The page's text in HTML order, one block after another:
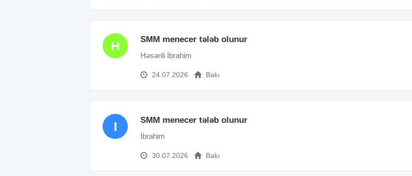
H SMM menecer tələb olunur
Həsənli İbrahim
24.07.2026 Bakı
I SMM menecer tələb olunur
İbrahim
30.07.2026 Bakı